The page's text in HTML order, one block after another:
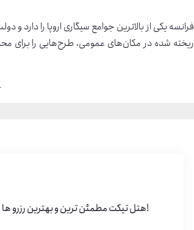
فرانسه یکی از بالاترین جوامع سیگاری اروپا را دارد
در ماه فوریه گذشته نیز شهرداری پاریس، ۱۹ خیابان این شهر را «خیابان بدون ته‌سیگار» اعلام کرد.
هتل تیکت مطمئن ترین و بهترین رزرو ها را در کمترین زمان و با بهترین قیمت تقدیم شما خواهد کرد!